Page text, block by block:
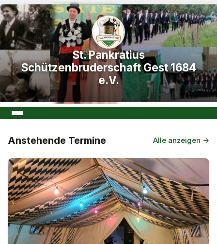
St. Pankratius
Schützenbruderschaft Gest 1684
e.V.
Anstehende Termine Alle anzeigen →